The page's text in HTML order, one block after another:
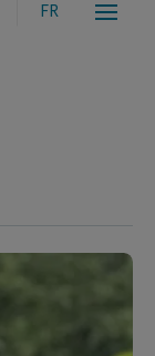
FR